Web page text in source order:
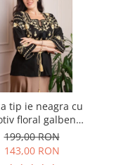
tip ie neagra cu
floral galben
Adelaida
199,00 RON
143,00 RON